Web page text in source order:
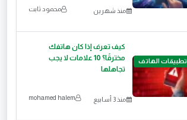
منذ شهرين محمود ثابت
تطبيقات الهاتف
كيف تعرف إذا كان هاتفك
مخترقًا؟ 10 علامات لا يجب
تجاهلها
منذ 3 أسابيع mohamed halem